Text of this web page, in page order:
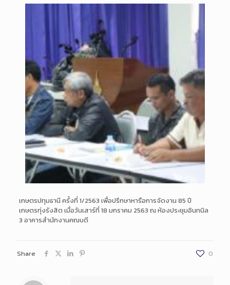
เกษตรปทุมธานี ครั้งที่ 1/2563 เพื่อปรึกษาหารือการจัดงาน 85 ปี
เกษตรทุ่งรังสิต เมื่อวันเสาร์ที่ 18 มกราคม 2563 ณ ห้องประชุมอินทนิล
3 อาคารสำนักงานคณบดี
Share 0